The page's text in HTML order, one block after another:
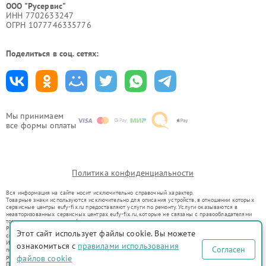
Мы принимаем
все формы оплаты
ООО "Русервис"
ИНН 7702633247
ОГРН 1077746335776
Поделиться в соц. сетях:
Политика конфиденциальности
Вся информация на сайте носит исключительно справочный характер.
Товарные знаки используются исключительно для описания устройств, в отношении которых
сервисные центры eufy-fix.ru предоставляют услуги по ремонту. Услуги оказываются в
неавторизованных сервисных центрах eufy-fix.ru, которые не связаны с правообладателями
товарных знаков или их официальными представителями.
Ремонт осуществляется для устройств, уже введенных в гражданский оборот в соответствии
со статьей 1487 ГК РФ.
Использование товарных знаков не преследует цели индивидуализации услуг или введения
потребителей в заблуждение, а служит для информирования о предоставляемых услугах по
ремонту техники указанных брендов.
Представленная на сайте информация не является публичной офертой, определяемой
Этот сайт использует файлы cookie. Вы можете
ознакомиться с правилами использования
файлов cookie
Согласен